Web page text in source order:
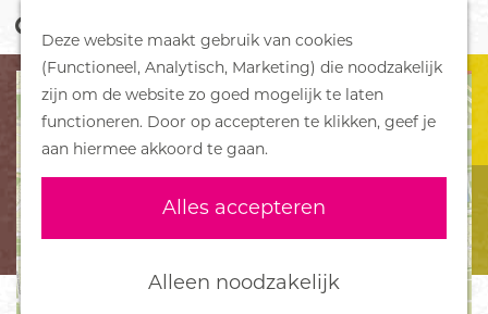
Deze website maakt gebruik van cookies
(Functioneel, Analytisch, Marketing) die noodzakelijk
zijn om de website zo goed mogelijk te laten
functioneren. Door op accepteren te klikken, geef je
aan hiermee akkoord te gaan.
Alles accepteren
Alleen noodzakelijk
G
a
a
r
d
e
o
o
e
k
e
n
M
e
n
u
DORPEN
Bennekom
De Klomp
Deelen
Ederveen
Harskamp
Hoenderloo